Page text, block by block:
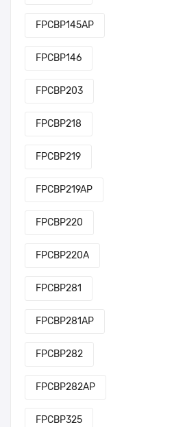
FPCBP145AP
FPCBP146
FPCBP203
FPCBP218
FPCBP219
FPCBP219AP
FPCBP220
FPCBP220A
FPCBP281
FPCBP281AP
FPCBP282
FPCBP282AP
FPCBP325